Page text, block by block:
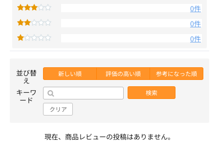
0件
0件
0件
並び替
え
新しい順 評価の高い順 参考になった順
キーワ
ード
検索
クリア
現在、商品レビューの投稿はありません。